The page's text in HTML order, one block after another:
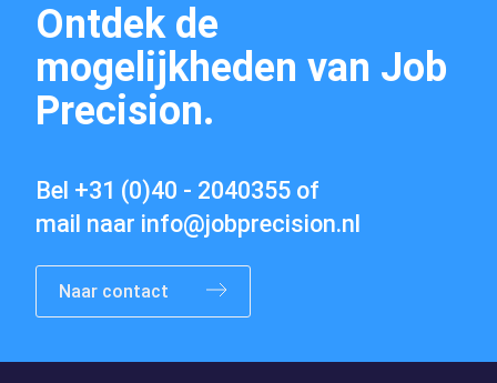
Ontdek de
mogelijkheden van Job
Precision.
Bel +31 (0)40 - 2040355 of
mail naar info@jobprecision.nl
Naar contact